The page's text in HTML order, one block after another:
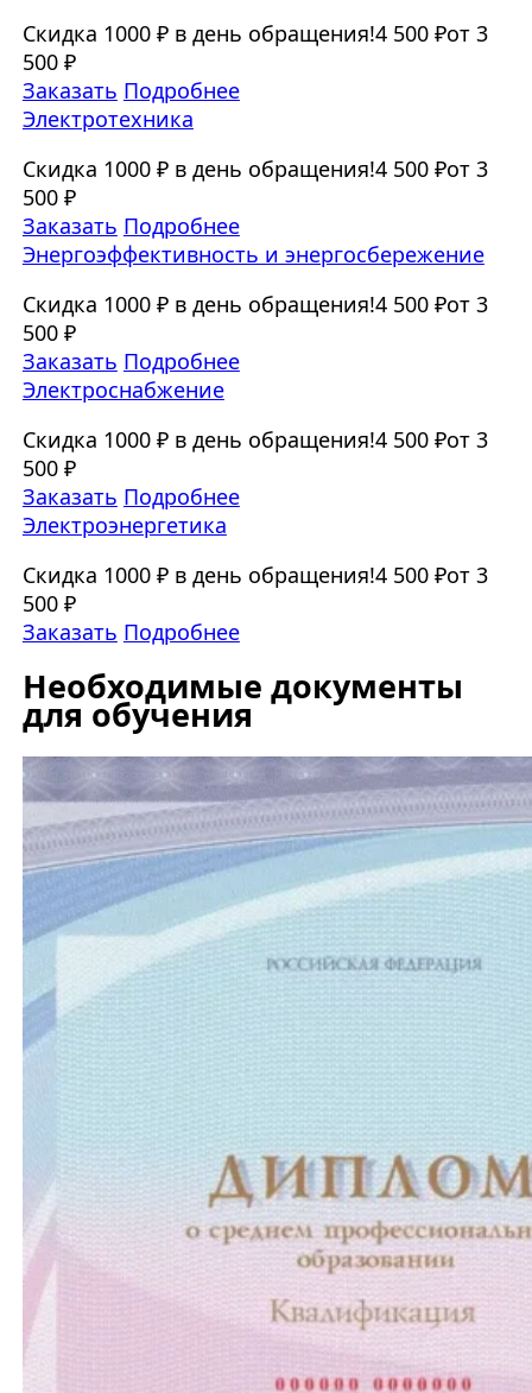
Скидка 1000 ₽ в день обращения!4 500 ₽от 3
500 ₽
Заказать Подробнее
Электротехника
Скидка 1000 ₽ в день обращения!4 500 ₽от 3
500 ₽
Заказать Подробнее
Энергоэффективность и энергосбережение
Скидка 1000 ₽ в день обращения!4 500 ₽от 3
500 ₽
Заказать Подробнее
Электроснабжение
Скидка 1000 ₽ в день обращения!4 500 ₽от 3
500 ₽
Заказать Подробнее
Электроэнергетика
Скидка 1000 ₽ в день обращения!4 500 ₽от 3
500 ₽
Заказать Подробнее
Необходимые документы
для обучения